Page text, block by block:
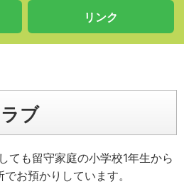
リンク
ブ
ても留守家庭の小学校1年生から
お預かりしています。